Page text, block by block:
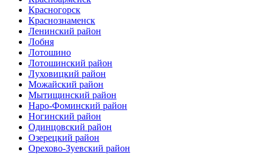
Красногорск
Краснознаменск
Ленинский район
Лобня
Лотошино
Лотошинский район
Луховицкий район
Можайский район
Мытищинский район
Наро-Фоминский район
Ногинский район
Одинцовский район
Озерецкий район
Орехово-Зуевский район